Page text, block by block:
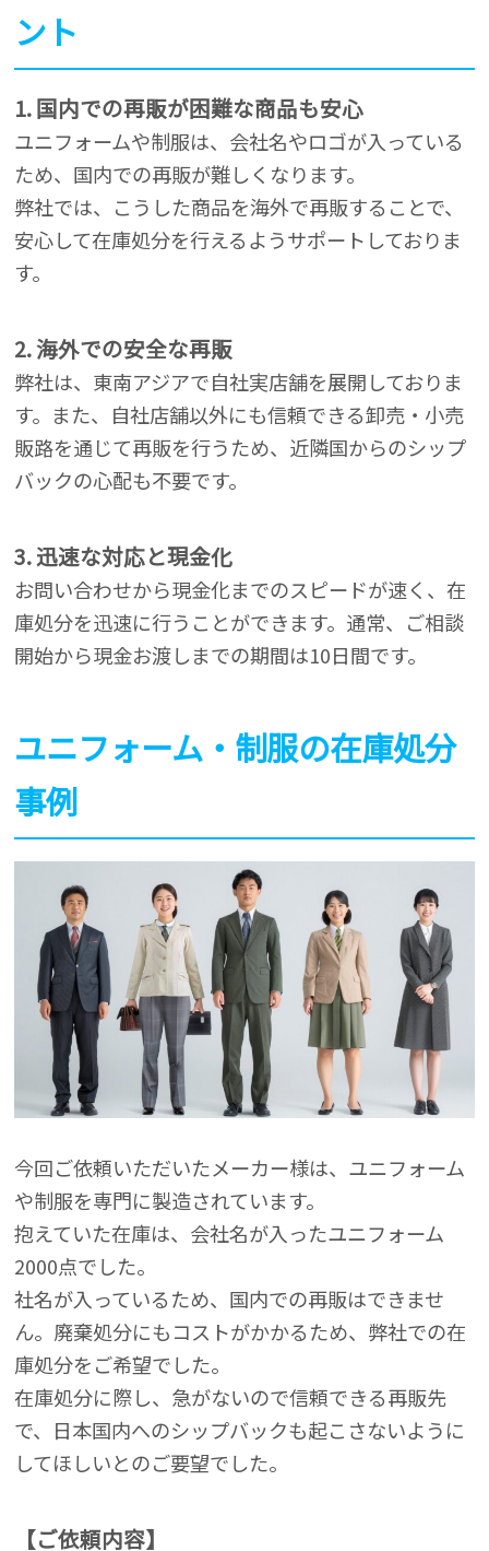
ント
1. 国内での再販が困難な商品も安心
ユニフォームや制服は、会社名やロゴが入っている
ため、国内での再販が難しくなります。
弊社では、こうした商品を海外で再販することで、
安心して在庫処分を行えるようサポートしておりま
す。
2. 海外での安全な再販
弊社は、東南アジアで自社実店舗を展開しておりま
す。また、自社店舗以外にも信頼できる卸売・小売
販路を通じて再販を行うため、近隣国からのシップ
バックの心配も不要です。
3. 迅速な対応と現金化
お問い合わせから現金化までのスピードが速く、在
庫処分を迅速に行うことができます。通常、ご相談
開始から現金お渡しまでの期間は10日間です。
ユニフォーム・制服の在庫処分
事例
今回ご依頼いただいたメーカー様は、ユニフォーム
や制服を専門に製造されています。
抱えていた在庫は、会社名が入ったユニフォーム
2000点でした。
社名が入っているため、国内での再販はできませ
ん。廃棄処分にもコストがかかるため、弊社での在
庫処分をご希望でした。
在庫処分に際し、急がないので信頼できる再販先
で、日本国内へのシップバックも起こさないように
してほしいとのご要望でした。
【ご依頼内容】